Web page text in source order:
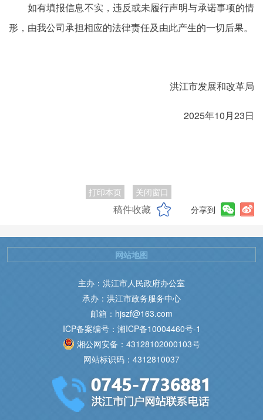
如有填报信息不实，违反或未履行声明与承诺事项的情
形，由我公司承担相应的法律责任及由此产生的一切后果。
洪江市发展和改革局
2025年10月23日
打印本页 关闭窗口
稿件收藏 分享到
主办：洪江市人民政府办公室
承办：洪江市政务服务中心
邮箱：hjszf@163.com
ICP备案编号：湘ICP备10004460号-1
湘公网安备：43128102000103号
网站标识码：4312810037
网站地图